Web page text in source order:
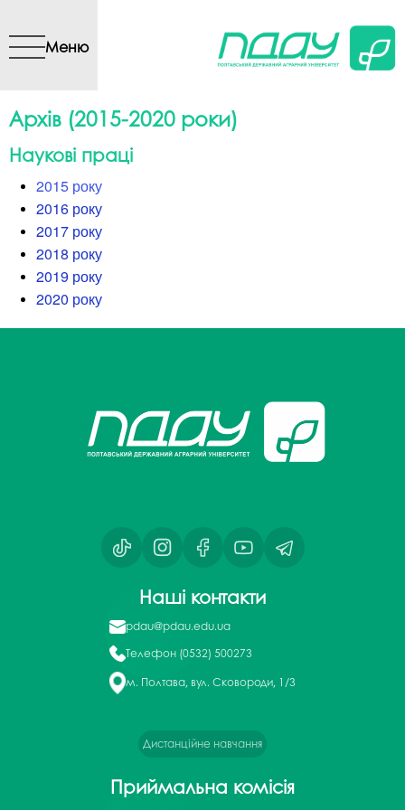
вмісту
Меню
Архів (2015-2020 роки)
Наукові праці
2015 року
2016 року
2017 року
2018 року
2019 року
2020 року
Наші контакти
pdau@pdau.edu.ua
Телефон (0532) 500273
м. Полтава, вул. Сковороди, 1/3
Дистанційне навчання
Приймальна комісія